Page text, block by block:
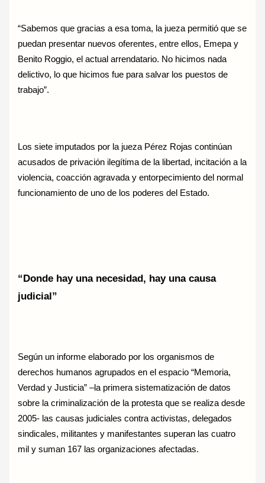
“Sabemos que gracias a esa toma, la jueza permitió que se
puedan presentar nuevos oferentes, entre ellos, Emepa y
Benito Roggio, el actual arrendatario. No hicimos nada
delictivo, lo que hicimos fue para salvar los puestos de
trabajo”.
Los siete imputados por la jueza Pérez Rojas continúan
acusados de privación ilegítima de la libertad, incitación a la
violencia, coacción agravada y entorpecimiento del normal
funcionamiento de uno de los poderes del Estado.
“Donde hay una necesidad, hay una causa
judicial”
Según un informe elaborado por los organismos de
derechos humanos agrupados en el espacio “Memoria,
Verdad y Justicia” –la primera sistematización de datos
sobre la criminalización de la protesta que se realiza desde
2005- las causas judiciales contra activistas, delegados
sindicales, militantes y manifestantes superan las cuatro
mil y suman 167 las organizaciones afectadas.